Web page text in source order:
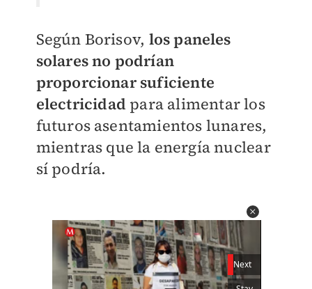
Según Borisov, los paneles
solares no podrían
proporcionar suficiente
electricidad para alimentar los
futuros asentamientos lunares,
mientras que la energía nuclear
sí podría.